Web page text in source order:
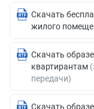
Скачать
жилого
Скачать
квартирантам
передачи)
Скачать